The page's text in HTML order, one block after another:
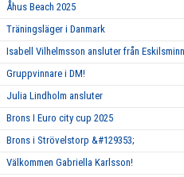
Åhus Beach 2025
Träningsläger i Danmark
Isabell Vilhelmsson ansluter från
Gruppvinnare i DM!
Julia Lindholm ansluter
Brons I Euro city cup 2025
Brons i Strövelstorp &#129353;
Välkommen Gabriella Karlsson!